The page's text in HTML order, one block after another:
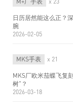
日历居然能这么正？
腕
2026-02-05
MKS手表 x 21
MKS厂欧米茄蝶飞复
树"？
2026-03-18